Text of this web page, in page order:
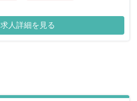
求人詳細を見る